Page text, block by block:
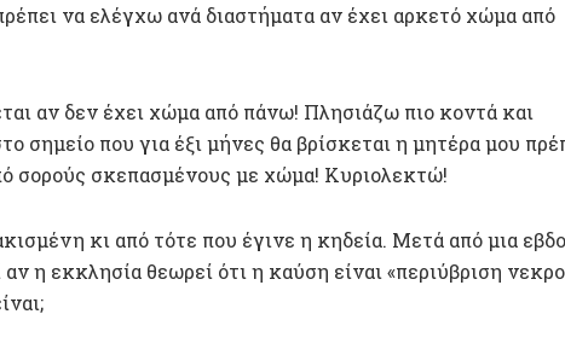
να ελέγχω ανά διαστήματα αν έχει αρκετό χώμα από
αν δεν έχει χώμα από πάνω! Πλησιάζω πιο κοντά και
σημείο που για έξι μήνες θα βρίσκεται η μητέρα μου
σορούς σκεπασμένους με χώμα! Κυριολεκτώ!
κι από τότε που έγινε η κηδεία. Μετά από μια
αν η εκκλησία θεωρεί ότι η καύση είναι «περιύβριση